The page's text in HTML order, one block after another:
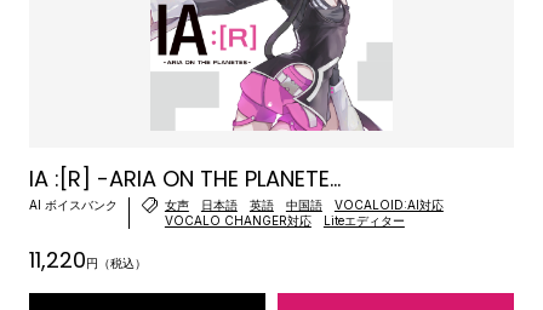
IA :[R] -ARIA ON THE PLANETE...
AI ボイスバンク 女声 日本語 英語 中国語
VOCALOID:AI対応
VOCALO CHANGER対応
Liteエディター
11,220円（税込）